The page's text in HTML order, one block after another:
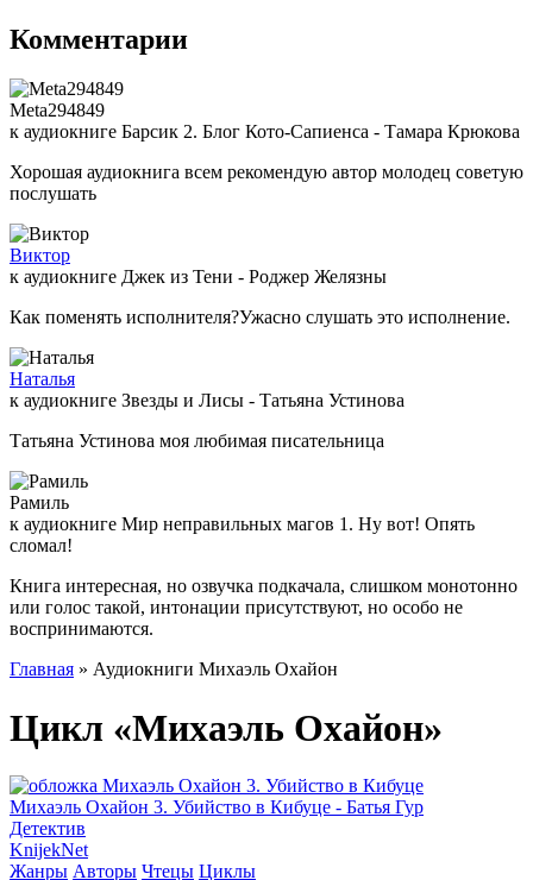
Комментарии
Meta294849
к аудиокниге Барсик 2. Блог Кото-Сапиенса - Тамара Крюкова
Хорошая аудиокнига всем рекомендую автор молодец советую
послушать
Виктор
к аудиокниге Джек из Тени - Роджер Желязны
Как поменять исполнителя?Ужасно слушать это исполнение.
Наталья
к аудиокниге Звезды и Лисы - Татьяна Устинова
Татьяна Устинова моя любимая писательница
Рамиль
к аудиокниге Мир неправильных магов 1. Ну вот! Опять
сломал!
Книга интересная, но озвучка подкачала, слишком монотонно
или голос такой, интонации присутствуют, но особо не
воспринимаются.
Главная » Аудиокниги Михаэль Охайон
Цикл «Михаэль Охайон»
Михаэль Охайон 3. Убийство в Кибуце - Батья Гур
Детектив
KnijekNet
Жанры Авторы Чтецы Циклы